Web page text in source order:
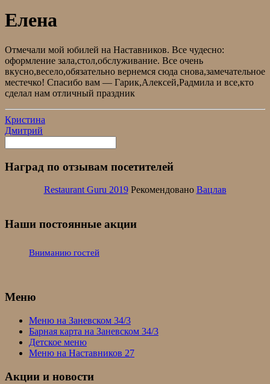
Елена
Отмечали мой юбилей на Наставников. Все чудесно:
оформление зала,стол,обслуживание. Все очень
вкусно,весело,обязательно вернемся сюда снова,замечательное
местечко! Спасибо вам — Гарик,Алексей,Радмила и все,кто
сделал нам отличный праздник
Кристина
Дмитрий
Наград по отзывам посетителей
Restaurant Guru 2019 Рекомендовано Вацлав
Наши постоянные акции
Вниманию гостей
Меню
Меню на Заневском 34/3
Барная карта на Заневском 34/3
Детское меню
Меню на Наставников 27
Акции и новости